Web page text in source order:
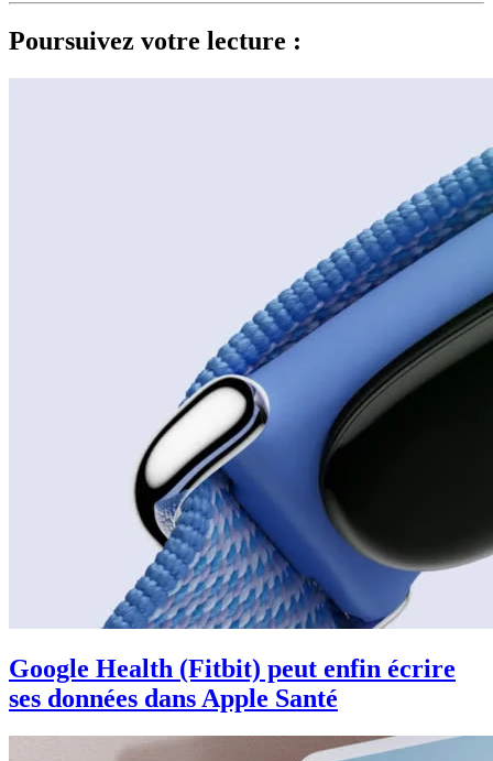
Poursuivez votre lecture :
Google Health (Fitbit) peut enfin écrire
ses données dans Apple Santé